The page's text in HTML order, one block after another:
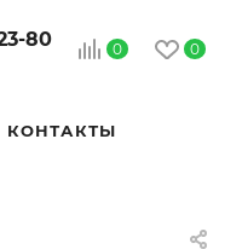
0 0
80
КОНТАКТЫ